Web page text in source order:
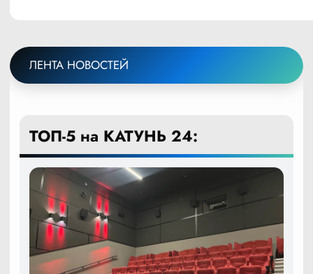
ЛЕНТА НОВОСТЕЙ
ТОП-5 на КАТУНЬ 24: